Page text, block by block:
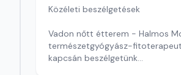
Közéleti beszélgetések
Vadon nőtt étterem - Halmos
természetgyógyász-
kapcsán beszélgetünk